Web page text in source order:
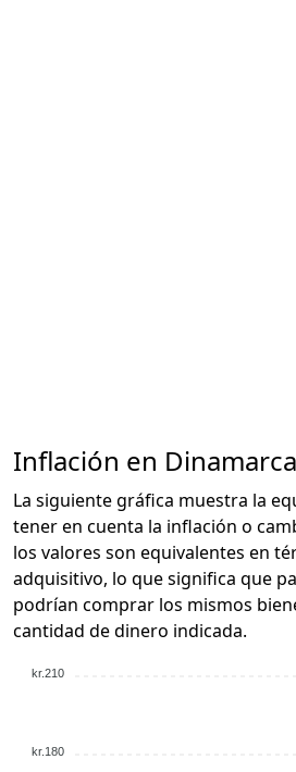
Inflación en
La siguiente gráfica muestra la
tener en cuenta la inflación o
los valores son equivalentes en
adquisitivo, lo que significa que
podrían comprar los mismos
cantidad de dinero indicada.
kr.210
kr.180